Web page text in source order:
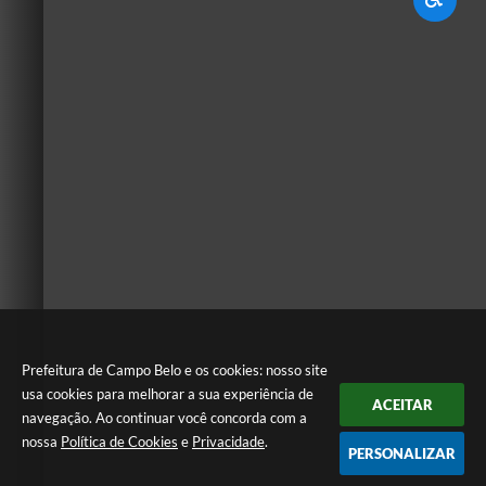
Prefeitura de Campo Belo e os cookies: nosso site
usa cookies para melhorar a sua experiência de
navegação. Ao continuar você concorda com a
nossa Política de Cookies e Privacidade.
ACEITAR
PERSONALIZAR